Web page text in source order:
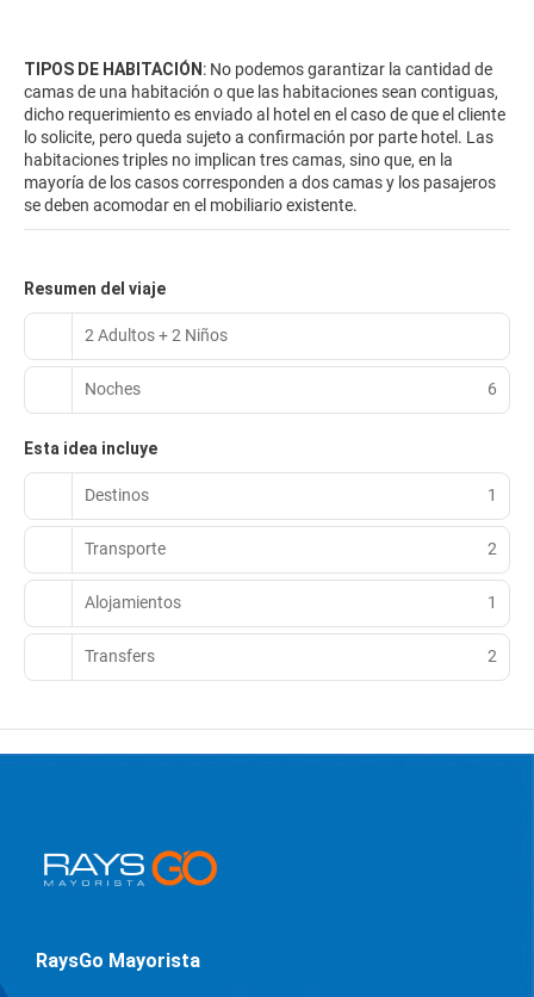
TIPOS DE HABITACIÓN : No podemos garantizar la cantidad de
camas de una habitación o que las habitaciones sean contiguas,
dicho requerimiento es enviado al hotel en el caso de que el cliente
lo solicite, pero queda sujeto a confirmación por parte hotel. Las
habitaciones triples no implican tres camas, sino que, en la
mayoría de los casos corresponden a dos camas y los pasajeros
se deben acomodar en el mobiliario existente.
Resumen del viaje
2 Adultos + 2 Niños
Noches 6
Esta idea incluye
Destinos 1
Transporte 2
Alojamientos 1
Transfers 2
RaysGo Mayorista